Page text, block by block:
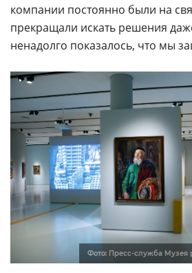
компании постоянно были на
прекращали искать решения
ненадолго показалось, что мы
Фото: Пресс-служба Музея